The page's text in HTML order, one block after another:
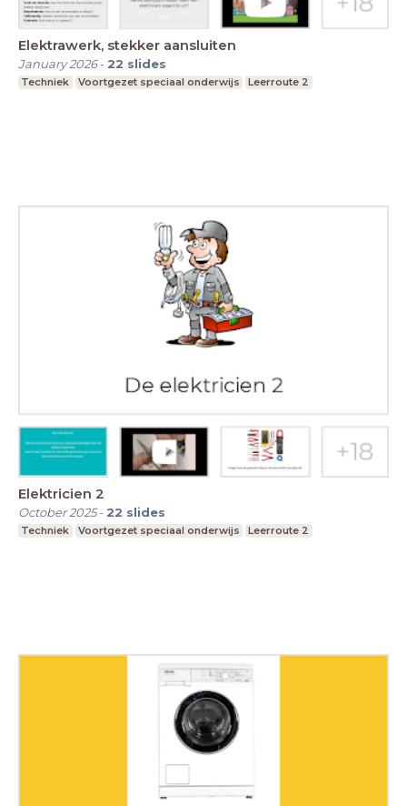
Elektrawerk, stekker aansluiten
January 2026- 22 slides
Techniek Voortgezet speciaal onderwijs Leerroute 2
Elektricien 2
October 2025- 22 slides
Techniek Voortgezet speciaal onderwijs Leerroute 2